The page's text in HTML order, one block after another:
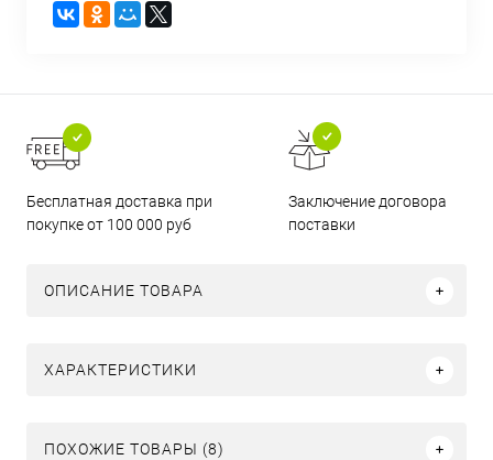
Бесплатная доставка при
покупке от 100 000 руб
Заключение договора
поставки
ОПИСАНИЕ ТОВАРА
ХАРАКТЕРИСТИКИ
ПОХОЖИЕ ТОВАРЫ (8)